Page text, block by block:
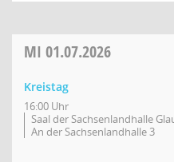
MI 01.07.2026
Kreistag
16:00 Uhr
Saal der Sachsenlandhalle
An der Sachsenlandhalle 3